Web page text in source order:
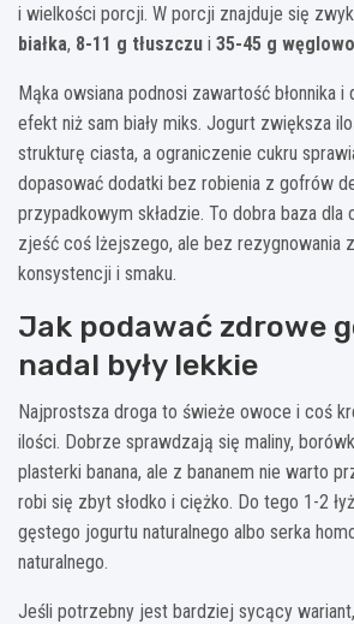
i wielkości porcji. W porcji znajduje się
białka, 8-11 g tłuszczu i 35-45 g
Mąka owsiana podnosi zawartość błonnika
efekt niż sam biały miks. Jogurt zwiększa
strukturę ciasta, a ograniczenie cukru
dopasować dodatki bez robienia z gofrów
przypadkowym składzie. To dobra baza dla
zjeść coś lżejszego, ale bez rezygnowania
konsystencji i smaku.
Jak podawać zdrowe
nadal były lekkie
Najprostsza droga to świeże owoce i coś
ilości. Dobrze sprawdzają się maliny,
plasterki banana, ale z bananem nie warto
robi się zbyt słodko i ciężko. Do tego 1-2
gęstego jogurtu naturalnego albo serka
naturalnego.
Jeśli potrzebny jest bardziej sycący